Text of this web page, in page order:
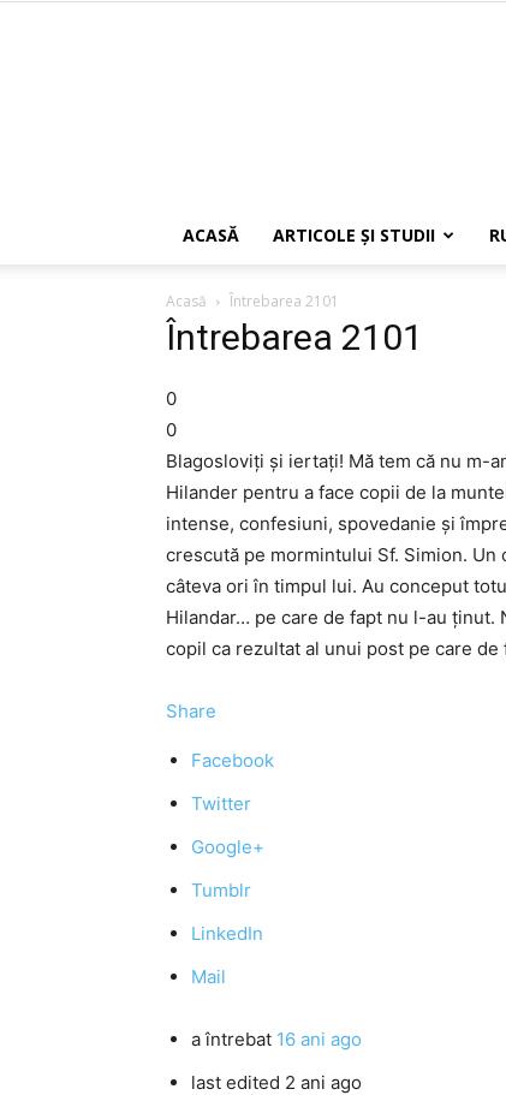
ACASĂ ARTICOLE ŞI STUDII
Acasă Întrebarea 2101
Întrebarea 2101
0
0
Blagosloviți și iertați! Mă tem că nu m-
Hilander pentru a face copii de la
intense, confesiuni, spovedanie și
crescută pe mormintului Sf. Simion. Un
câteva ori în timpul lui. Au conceput
Hilandar… pe care de fapt nu l-au ținut.
copil ca rezultat al unui post pe care
Share
Facebook
Twitter
Google+
Tumblr
LinkedIn
Mail
a întrebat 16 ani ago
last edited 2 ani ago